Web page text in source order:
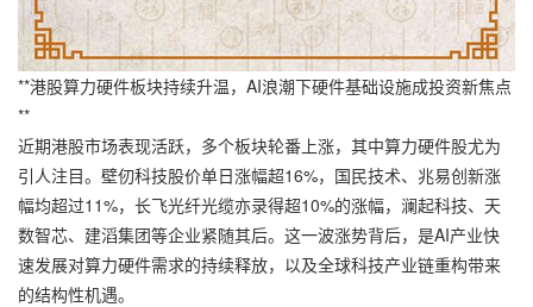
**港股算力硬件板块持续升温，AI浪潮下硬件基础设施成投资新焦点
**
近期港股市场表现活跃，多个板块轮番上涨，其中算力硬件股尤为
引人注目。壁仞科技股价单日涨幅超16%，国民技术、兆易创新涨
幅均超过11%，长飞光纤光缆亦录得超10%的涨幅，澜起科技、天
数智芯、建滔集团等企业紧随其后。这一波涨势背后，是AI产业快
速发展对算力硬件需求的持续释放，以及全球科技产业链重构带来
的结构性机遇。